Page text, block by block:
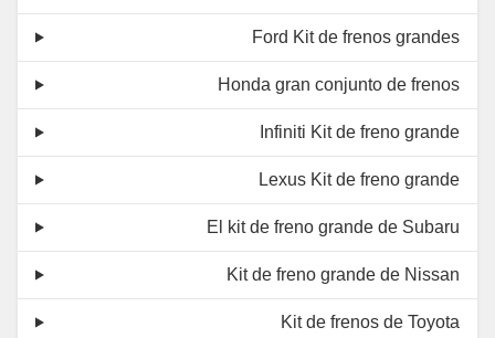
Ford Kit de frenos grandes
Honda gran conjunto de frenos
Infiniti Kit de freno grande
Lexus Kit de freno grande
El kit de freno grande de Subaru
Kit de freno grande de Nissan
Kit de frenos de Toyota